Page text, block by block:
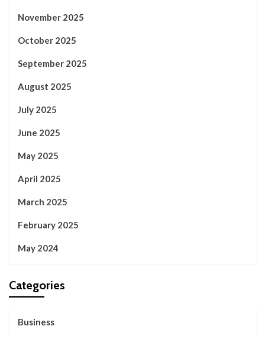
November 2025
October 2025
September 2025
August 2025
July 2025
June 2025
May 2025
April 2025
March 2025
February 2025
May 2024
Categories
Business